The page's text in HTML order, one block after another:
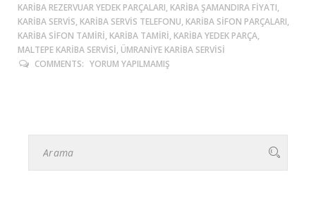
KARIBA REZERVUAR YEDEK PARÇALARI, KARIBA ŞAMANDIRA FIYATI,
KARIBA SERVIS, KARIBA SERVIS TELEFONU, KARIBA SIFON PARÇALARI,
KARIBA SIFON TAMIRI, KARIBA TAMIRI, KARIBA YEDEK PARÇA,
MALTEPE KARIBA SERVISI, ÜMRANIYE KARIBA SERVISI
COMMENTS: YORUM YAPILMAMIŞ